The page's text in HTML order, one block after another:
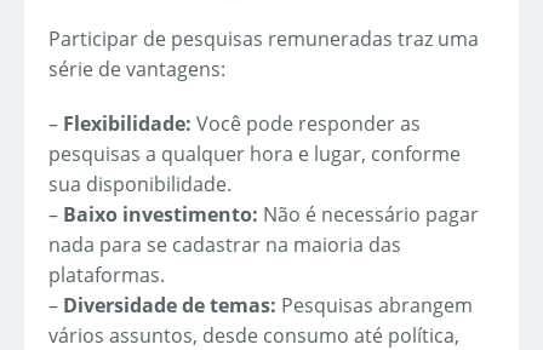
Participar de pesquisas remuneradas traz uma
série de vantagens:
– Flexibilidade: Você pode responder as
pesquisas a qualquer hora e lugar, conforme
sua disponibilidade.
– Baixo investimento: Não é necessário pagar
nada para se cadastrar na maioria das
plataformas.
– Diversidade de temas: Pesquisas abrangem
vários assuntos, desde consumo até política,